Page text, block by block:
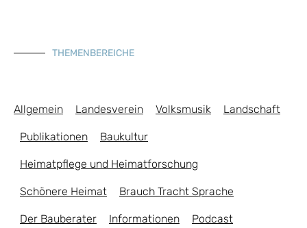
THEMENBEREICHE
Allgemein Landesverein Volksmusik Landschaft
Publikationen Baukultur
Heimatpflege und Heimatforschung
Schönere Heimat Brauch Tracht Sprache
Der Bauberater Informationen Podcast